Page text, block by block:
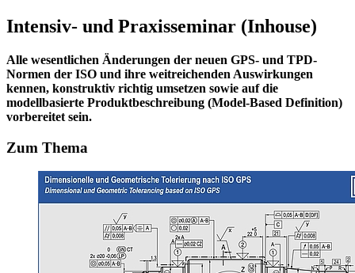
Intensiv- und Praxisseminar (Inhouse)
Alle wesentlichen Änderungen der neuen GPS- und TPD-
Normen der ISO und ihre weitreichenden Auswirkungen
kennen, konstruktiv richtig umsetzen sowie auf die
modellbasierte Produktbeschreibung (Model-Based Definition)
vorbereitet sein.
Zum Thema